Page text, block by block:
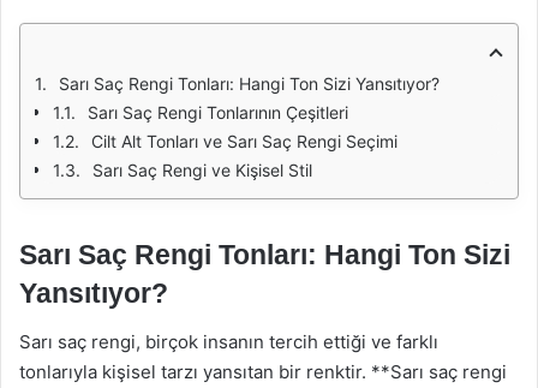
Sarı Saç Rengi Tonları: Hangi Ton Sizi Yansıtıyor?
Sarı Saç Rengi Tonlarının Çeşitleri
Cilt Alt Tonları ve Sarı Saç Rengi Seçimi
Sarı Saç Rengi ve Kişisel Stil
Sarı Saç Rengi Tonları: Hangi Ton Sizi
Yansıtıyor?
Sarı saç rengi, birçok insanın tercih ettiği ve farklı
tonlarıyla kişisel tarzı yansıtan bir renktir. **Sarı saç rengi